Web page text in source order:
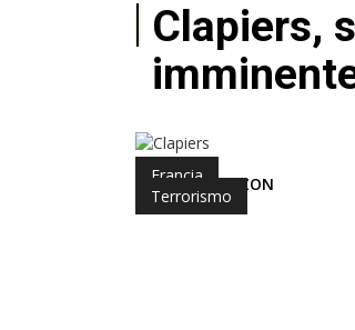
Clapiers,
Francia
Terrorismo
di Redazione ZON